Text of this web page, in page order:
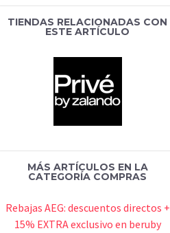
TIENDAS RELACIONADAS CON
ESTE ARTÍCULO
MÁS ARTÍCULOS EN LA
CATEGORÍA COMPRAS
Rebajas AEG: descuentos directos +
15% EXTRA exclusivo en beruby